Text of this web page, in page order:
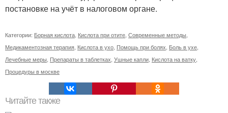
постановке на учёт в налоговом органе.
Категории: Борная кислота, Кислота при отите, Современные методы,
Медикаментозная терапия, Кислота в ухо, Помощь при болях, Боль в ухе,
Лечебные меры, Препараты в таблетках, Ушные капли, Кислота на ватку,
Процедуры в москве
Читайте также